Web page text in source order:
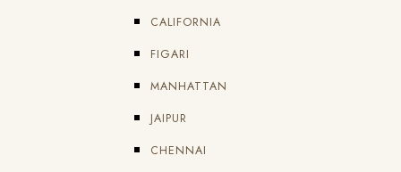
CALIFORNIA
FIGARI
MANHATTAN
JAIPUR
CHENNAI